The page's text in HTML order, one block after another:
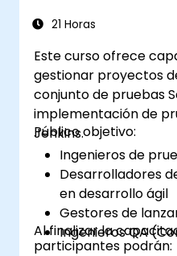
21 Horas
Este curso ofrece
gestionar proyectos
conjunto de pruebas
implementación de
Jenkins.
Público objetivo:
Ingenieros de
Desarrolladores
en desarrollo ágil
Gestores de
Ingenieros QA
Al finalizar la
participantes podrán: